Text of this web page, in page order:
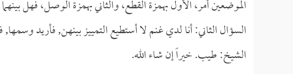
الموضعين أمر، الأول بهمزة القطع، والثاني بهمزة الوصل، فهل
السؤال الثاني: أنا لدي غنم لا أستطيع التمييز بينهن, فأريد
الشيخ: طيب. خيراً إن شاء الله.